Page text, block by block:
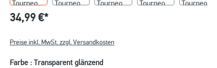
34,99 €*
Preise inkl. MwSt. zzgl. Versandkosten
Farbe : Transparent glänzend